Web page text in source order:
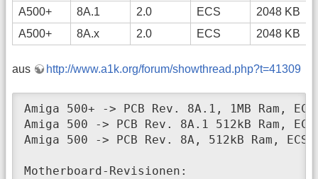
A500+
8A.1 2.0 ECS
2048 KB
A500+
8A.x 2.0 ECS 2048 KB
aus http://www.a1k.org/forum/showthread.php?t=41309
Amiga 500+ -> PCB Rev. 8A.1, 1MB Ram,
Amiga 500 -> PCB Rev. 8A.1 512kB Ram,
Amiga 500 -> PCB Rev. 8A, 512kB Ram,
Motherboard-Revisionen: